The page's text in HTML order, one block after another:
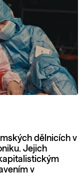
dělnicích v
Jejich
v